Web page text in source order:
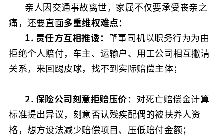
亲人因交通事故离世，家属不仅要承受丧亲之
痛，还要直面多重维权难点：
1. 责任方互相推诿： 肇事司机以职务行为为由
拒绝个人赔付，车主、运输户、用工公司相互撇清
关系，来回踢皮球，找不到实际赔偿主体；
2. 保险公司刻意拒赔压价： 对死亡赔偿金计算
标准提出异议，刻意否认残疾配偶的被扶养人资
格，想方设法减少赔偿项目、压低赔付金额；